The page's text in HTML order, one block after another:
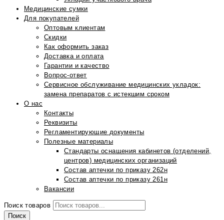
Медицинские сумки
Для покупателей
Оптовым клиентам
Скидки
Как оформить заказ
Доставка и оплата
Гарантии и качество
Вопрос-ответ
Сервисное обслуживание медицинских укладок:
замена препаратов с истекшим сроком
О нас
Контакты
Реквизиты
Регламентирующие документы
Полезные материалы
Стандарты оснащения кабинетов (отделений,
центров) медицинских организаций
Состав аптечки по приказу 262н
Состав аптечки по приказу 261н
Вакансии
Поиск товаров
Поиск